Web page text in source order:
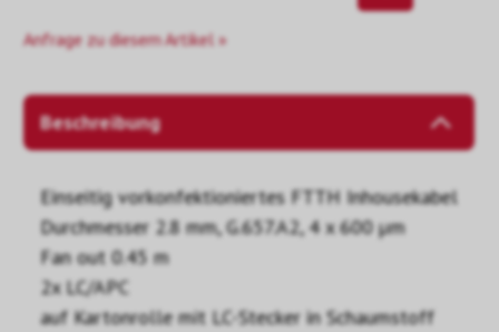
Anfrage zu diesem Artikel »
Beschreibung
Einseitig vorkonfektioniertes FTTH Inhousekabel
Durchmesser 2.8 mm, G.657.A2, 4 x 600 µm
Fan out 0.45 m
2x LC/APC
auf Kartonrolle mit LC-Stecker in Schaumstoff